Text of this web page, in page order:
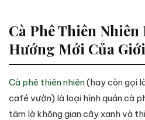
Cà Phê Thiên Nhiên
Hướng Mới Của
Cà phê thiên nhiên(hay còn gọi
café vườn) là loại hình quán cà
tâm là không gian cây xanh và